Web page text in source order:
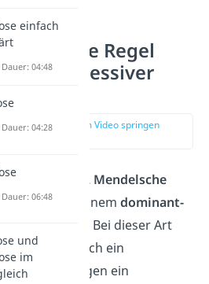
Regel
rezessiver
zur Stelle im Video springen
wir die
2. Mendelsche
zunächst an einemdominant-
Erbgang. Bei dieser Art
setzt sich ein
Allel gegen ein
einfach
04:48
04:28
06:48
und
im